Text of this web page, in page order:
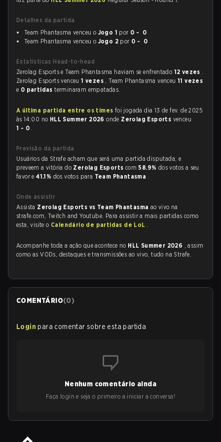
Detalhes da partida
Team Phantasma venceu o Jogo 1 por 0 - 0
Team Phantasma venceu o Jogo 2 por 0 - 0
Estatísticas Head-to-head
Zerolag Esports e Team Phantasma haviam se enfrentado 12 vezes .
Zerolag Esports venceu1 vezes , Team Phantasma venceu11 vezes
e 0 partidasterminaram empatadas.
A última partida entre os times foi jogada dia 13 de fev. de 2025
às 14:00 no HLL Summer 2026onde Zerolag Esports venceu
1 - 0 .
Previsão da partida
Usuários da Strafe acham que será uma partida disputada, e
preveem a vitória do Zerolag Esports com58.9% dos votos a seu
favor e41.1% dos votos para Team Phantasma .
Onde assistir
Assista Zerolag Esports vs Team Phantasma ao vivo na
strafe.com, Twitch and Youtube. Para assistir a mais partidas como
esta, visite o Calendário de partidas de LoL .
Acompanhe toda a ação que acontece no HLL Summer 2026 , assim
como as VODs, destaques e transmissões ao vivo, tudo na Strafe.
COMENTÁRIO(0)
Login para comentar sobre esta partida
Nenhum comentário ainda
Faça login e seja o primeiro a iniciar a conversa!